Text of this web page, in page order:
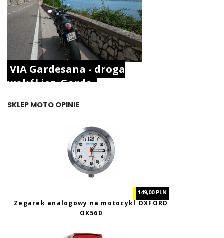
VIA Gardesana - droga
wokół jez. Garda.
SKLEP MOTO OPINIE
149,00 PLN
Zegarek analogowy na motocykl OXFORD
OX560